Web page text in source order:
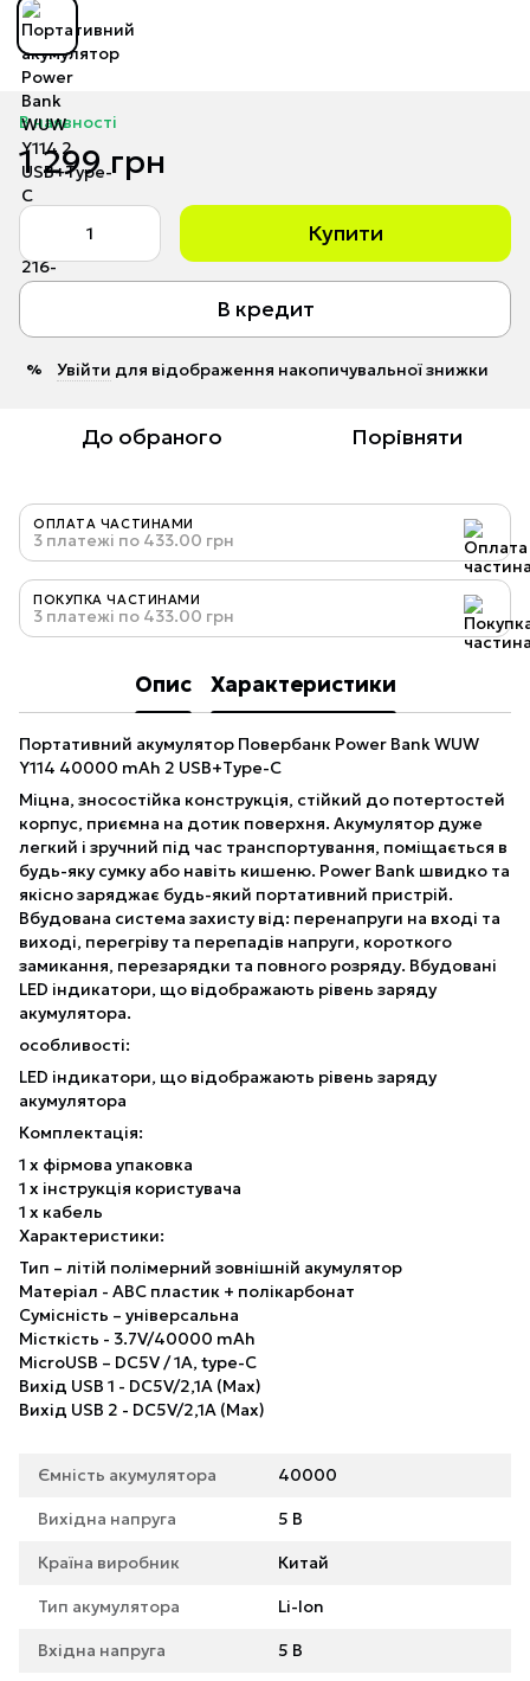
В наявності
1 299 грн
Купити
В кредит
% Увійти для відображення накопичувальної знижки
До обраного Порівняти
ОПЛАТА ЧАСТИНАМИ
3 платежі по 433.00 грн
ПОКУПКА ЧАСТИНАМИ
3 платежі по 433.00 грн
Опис Характеристики
Портативний акумулятор Повербанк Power Bank WUW
Y114 40000 mAh 2 USB+Type-C
Міцна, зносостійка конструкція, стійкий до потертостей
корпус, приємна на дотик поверхня. Акумулятор дуже
легкий і зручний під час транспортування, поміщається в
будь-яку сумку або навіть кишеню. Power Bank швидко та
якісно заряджає будь-який портативний пристрій.
Вбудована система захисту від: перенапруги на вході та
виході, перегріву та перепадів напруги, короткого
замикання, перезарядки та повного розряду. Вбудовані
LED індикатори, що відображають рівень заряду
акумулятора.
особливості:
LED індикатори, що відображають рівень заряду
акумулятора
Комплектація:
1 х фірмова упаковка
1 х інструкція користувача
1 х кабель
Характеристики:
Тип – літій полімерний зовнішній акумулятор
Матеріал - ABC пластик + полікарбонат
Сумісність – універсальна
Місткість - 3.7V/40000 mAh
MicroUSB – DC5V / 1A, type-C
Вихід USB 1 - DC5V/2,1A (Max)
Вихід USB 2 - DC5V/2,1A (Max)
Ємність акумулятора 40000
Вихідна напруга 5 В
Країна виробник Китай
Тип акумулятора Li-Ion
Вхідна напруга 5 В